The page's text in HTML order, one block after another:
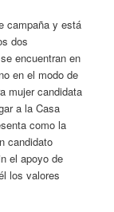
campaña y está
dos
encuentran en
en el modo de
mujer candidata
a la Casa
como la
candidato
el apoyo de
los valores